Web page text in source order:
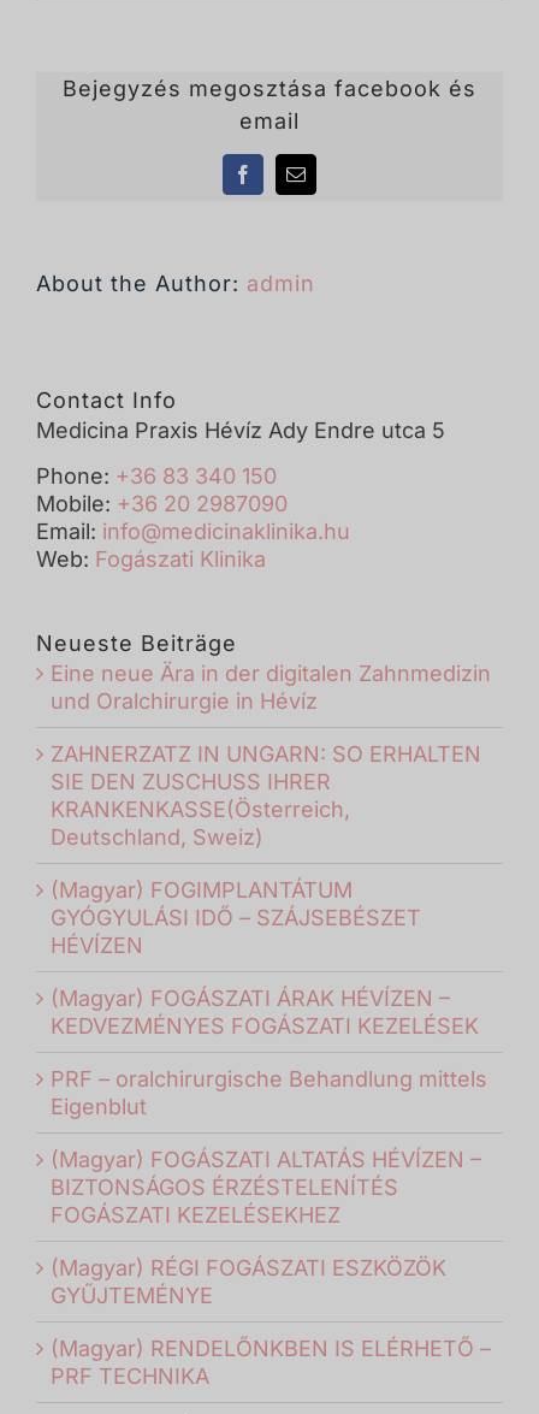
Bejegyzés megosztása facebook és
email
FacebookEmail
About the Author: admin
Contact Info
Medicina Praxis Hévíz Ady Endre utca 5
Phone: +36 83 340 150
Mobile: +36 20 2987090
Email: info@medicinaklinika.hu
Web: Fogászati Klinika
Neueste Beiträge
Eine neue Ära in der digitalen Zahnmedizin
und Oralchirurgie in Hévíz
ZAHNERZATZ IN UNGARN: SO ERHALTEN
SIE DEN ZUSCHUSS IHRER
KRANKENKASSE(Österreich,
Deutschland, Sweiz)
(Magyar) FOGIMPLANTÁTUM
GYÓGYULÁSI IDŐ – SZÁJSEBÉSZET
HÉVÍZEN
(Magyar) FOGÁSZATI ÁRAK HÉVÍZEN –
KEDVEZMÉNYES FOGÁSZATI KEZELÉSEK
PRF – oralchirurgische Behandlung mittels
Eigenblut
(Magyar) FOGÁSZATI ALTATÁS HÉVÍZEN –
BIZTONSÁGOS ÉRZÉSTELENÍTÉS
FOGÁSZATI KEZELÉSEKHEZ
(Magyar) RÉGI FOGÁSZATI ESZKÖZÖK
GYŰJTEMÉNYE
(Magyar) RENDELŐNKBEN IS ELÉRHETŐ –
PRF TECHNIKA